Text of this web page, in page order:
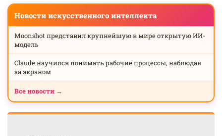
Новости искусственного интеллекта
Moonshot представил крупнейшую в мире открытую ИИ-
модель
Claude научился понимать рабочие процессы, наблюдая
за экраном
Все новости →